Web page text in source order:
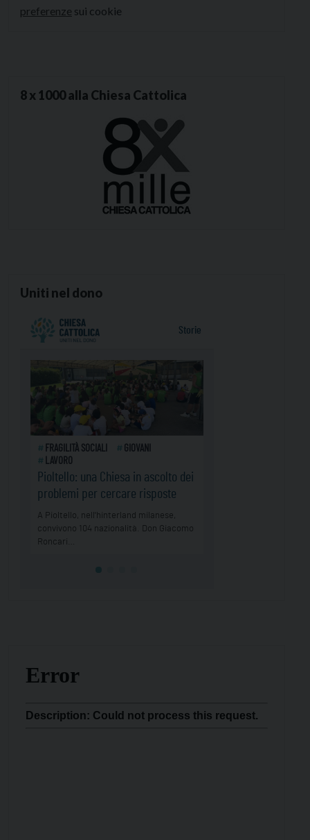
preferenze sui cookie
8 x 1000 alla Chiesa Cattolica
Uniti nel dono